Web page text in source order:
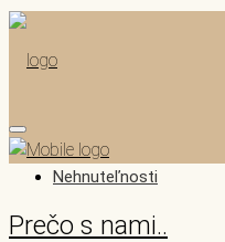
Nehnuteľnosti
Prečo s nami..